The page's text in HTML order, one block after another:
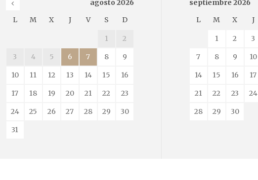
agosto 2026
L
M X J V S D
1 2
3 4 5 6 7 8 9
10 11 12 13 14 15 16
17 18 19 20 21 22 23
24 25 26 27 28 29 30
31
septiembre 2026
L
M X J
1 2 3
7 8 9 10
14 15 16 17
21 22 23 24
28 29 30